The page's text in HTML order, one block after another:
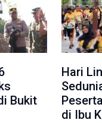
Bukit
Hari
di Ibu